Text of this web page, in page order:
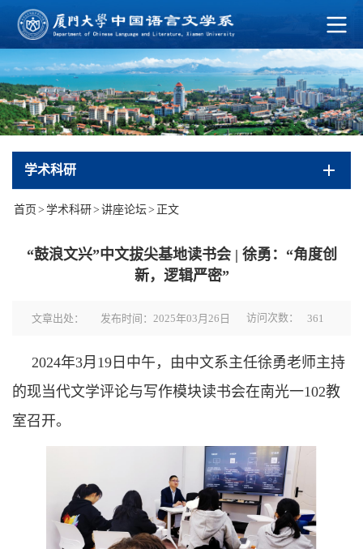
学术科研
首页 > 学术科研> 讲座论坛> 正文
“鼓浪文兴”中文拔尖基地读书会 | 徐勇：“角度创
新，逻辑严密”
文章出处： 发布时间：2025年03月26日 访问次数： 361
2024年3月19日中午，由中文系主任徐勇老师主持
的现当代文学评论与写作模块读书会在南光一102教
室召开。